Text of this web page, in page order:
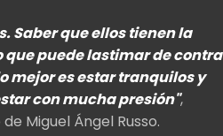
Saber que ellos tienen la
puede lastimar de contra
mejor es estar tranquilos y
con mucha presión",
Miguel Ángel Russo.